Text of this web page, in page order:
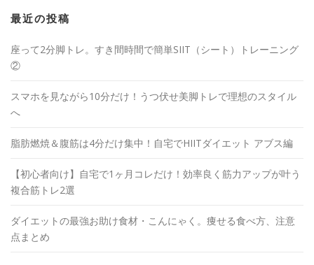
最近の投稿
座って2分脚トレ。すき間時間で簡単SIIT（シート）トレーニング
②
スマホを見ながら10分だけ！うつ伏せ美脚トレで理想のスタイル
へ
脂肪燃焼＆腹筋は4分だけ集中！自宅でHIITダイエット アブス編
【初心者向け】自宅で1ヶ月コレだけ！効率良く筋力アップが叶う
複合筋トレ2選
ダイエットの最強お助け食材・こんにゃく。痩せる食べ方、注意
点まとめ